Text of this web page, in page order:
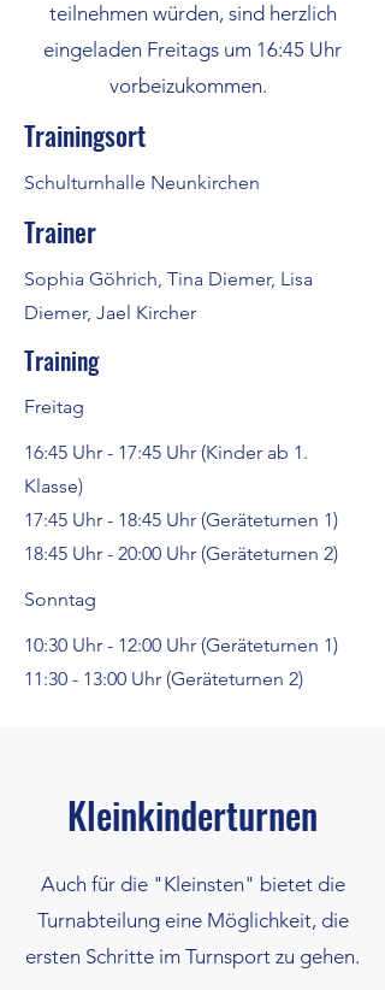
teilnehmen würden, sind herzlich
eingeladen Freitags um 16:45 Uhr
vorbeizukommen.
Trainingsort
Schulturnhalle Neunkirchen
Trainer
Sophia Göhrich, Tina Diemer, Lisa
Diemer, Jael Kircher
Training
Freitag
16:45 Uhr - 17:45 Uhr (Kinder ab 1.
Klasse)
17:45 Uhr - 18:45 Uhr (Geräteturnen 1)
18:45 Uhr - 20:00 Uhr (Geräteturnen 2)
Sonntag
10:30 Uhr - 12:00 Uhr (Geräteturnen 1)
11:30 - 13:00 Uhr (Geräteturnen 2)
Kleinkinderturnen
Auch für die "Kleinsten" bietet die
Turnabteilung eine Möglichkeit, die
ersten Schritte im Turnsport zu gehen.